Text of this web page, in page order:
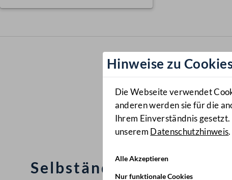
Hinweise zu
Die Webseite verwendet
anderen werden sie für die
Ihrem Einverständnis
unserem Datenschutzhinweis.
Alle Akzeptieren
Nur funktionale Cookies
Selbständiger Antrag